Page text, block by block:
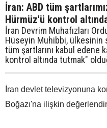
İran: ABD tüm
Hürmüz'ü kontrol
İran Devrim Muhafızları
Hüseyin Muhibbi, ülkesinin
tüm şartlarını kabul edene
kontrol altında tutmak"
İran devlet televizyonuna
Boğazı'na ilişkin